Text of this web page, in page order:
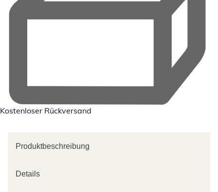
Kostenloser Rückversand
Produktbeschreibung
Details